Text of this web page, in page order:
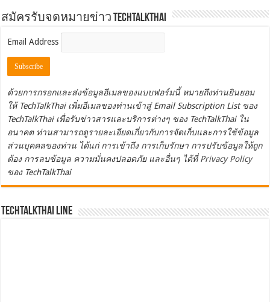
สมัครรับจดหมายข่าว TechTalkThai
Email Address
ด้วยการกรอกและส่งข้อมูลอีเมลของแบบฟอร์มนี้ หมายถึงท่านยินยอม
ให้ TechTalkThai เพิ่มอีเมลของท่านเข้าสู่ Email Subscription List ของ
TechTalkThai เพื่อรับข่าวสารและบริการต่างๆ ของ TechTalkThai ใน
อนาคต ท่านสามารถดูรายละเอียดเกี่ยวกับการจัดเก็บและการใช้ข้อมูล
ส่วนบุคคลของท่าน ได้แก่ การเข้าถึง การเก็บรักษา การปรับข้อมูลให้ถูก
ต้อง การลบข้อมูล ความมั่นคงปลอดภัย และอื่นๆ ได้ที่Privacy Policy
ของ TechTalkThai
TechTalkThai LINE